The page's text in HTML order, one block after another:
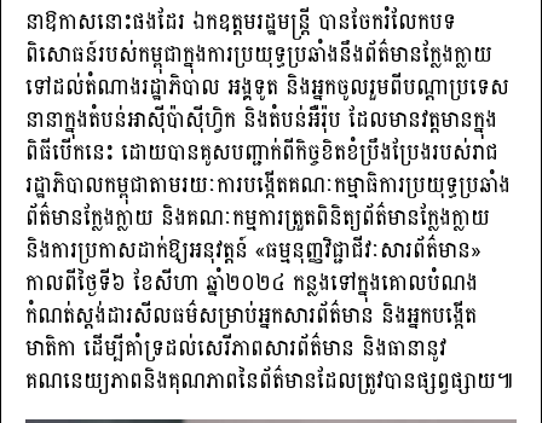
នាឱកាសនោះផងដែរ ឯកឧត្តមរដ្ឋមន្ត្រី បានចែករំលែកបទ
ពិសោធន៍របស់កម្ពុជាក្នុងការប្រយុទ្ធប្រឆាំងនឹងព័ត៌មានក្លែងក្លាយ
ទៅដល់តំណាងរដ្ឋាភិបាល អង្គទូត និងអ្នកចូលរួមពីបណ្តាប្រទេស
នានាក្នុងតំបន់អាស៊ីប៉ាស៊ីហ្វិក និងតំបន់អឺរ៉ុប ដែលមានវត្តមានក្នុង
ពិធីបើកនេះ ដោយបានគូសបញ្ជាក់ពីកិច្ចខិតខំប្រឹងប្រែងរបស់រាជ
រដ្ឋាភិបាលកម្ពុជាតាមរយៈការបង្កើតគណៈកម្មាធិការប្រយុទ្ធប្រឆាំង
ព័ត៌មានក្លែងក្លាយ និងគណៈកម្មការត្រួតពិនិត្យព័ត៌មានក្លែងក្លាយ
និងការប្រកាសដាក់ឱ្យអនុវត្តន៍ «ធម្មនុញ្ញវិជ្ជាជីវៈសារព័ត៌មាន»
កាលពីថ្ងៃទី៦ ខែសីហា ឆ្នាំ២០២៤ កន្លងទៅក្នុងគោលបំណង
កំណត់ស្តង់ដារសីលធម៌សម្រាប់អ្នកសារព័ត៌មាន និងអ្នកបង្កើត
មាតិកា ដើម្បីគាំទ្រដល់សេរីភាពសារព័ត៌មាន និងធានានូវ
គណនេយ្យភាពនិងគុណភាពនៃព័ត៌មានដែលត្រូវបានផ្សព្វផ្សាយ៕